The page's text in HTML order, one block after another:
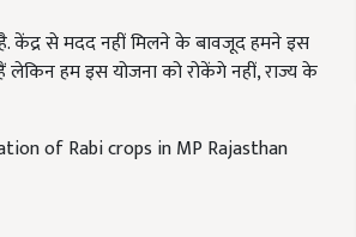
हम इस योजना को रोकेंगे नहीं, राज्य के